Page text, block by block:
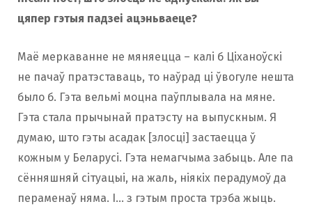
цяпер гэтыя падзеі ацэньваеце?
Маё меркаванне не мяняецца – калі б Ціханоўскі
не пачаў пратэставаць, то наўрад ці ўвогуле нешта
было б. Гэта вельмі моцна паўплывала на мяне.
Гэта стала прычынай пратэсту на выпускным. Я
думаю, што гэты асадак [злосці] застаецца ў
кожным у Беларусі. Гэта немагчыма забыць. Але па
сённяшняй сітуацыі, на жаль, ніякіх перадумоў да
пераменаў няма. І… з гэтым проста трэба жыць.